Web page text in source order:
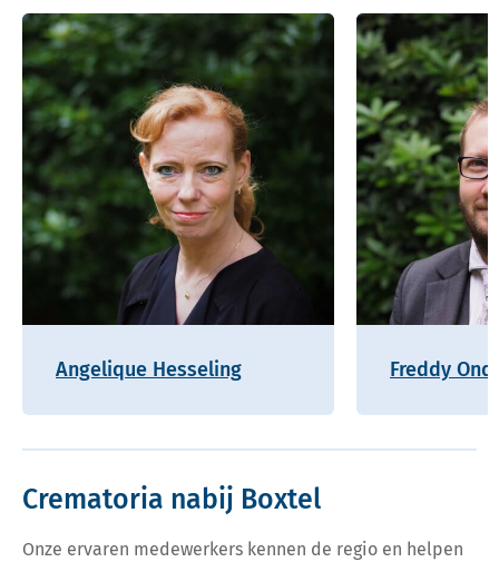
Angelique Hesseling Freddy
Crematoria nabij Boxtel
Onze ervaren medewerkers kennen de regio en helpen